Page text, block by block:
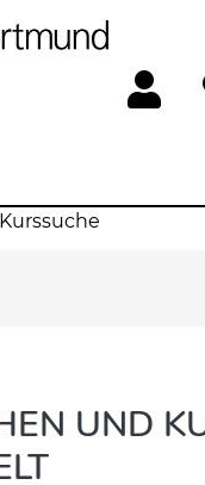
UND